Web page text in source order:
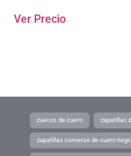
Ver Precio
zuecos de cuero zapatillas
zapatillas converse de cuero